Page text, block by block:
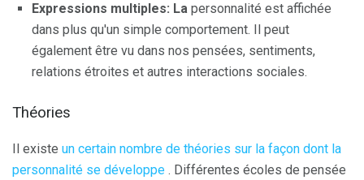
Expressions multiples: La personnalité est affichée
dans plus qu'un simple comportement. Il peut
également être vu dans nos pensées, sentiments,
relations étroites et autres interactions sociales.
Théories
Il existe un certain nombre de théories sur la façon dont la
personnalité se développe . Différentes écoles de pensée